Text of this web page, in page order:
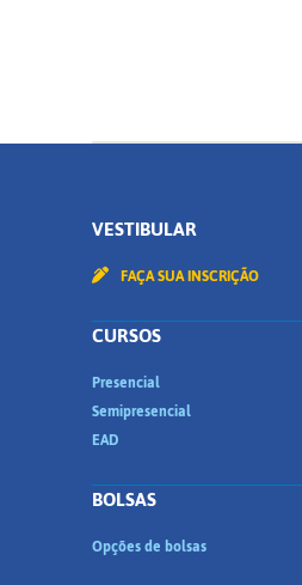
VESTIBULAR
FAÇA SUA INSCRIÇÃO
CURSOS
Presencial
Semipresencial
EAD
BOLSAS
Opções de bolsas